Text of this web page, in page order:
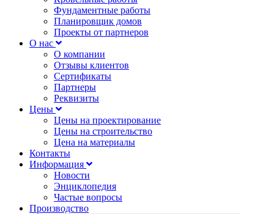
Фундаментные работы
Планировщик домов
Проекты от партнеров
О нас
О компании
Отзывы клиентов
Сертификаты
Партнеры
Реквизиты
Цены
Цены на проектирование
Цены на строительство
Цена на материалы
Контакты
Информация
Новости
Энциклопедия
Частые вопросы
Производство